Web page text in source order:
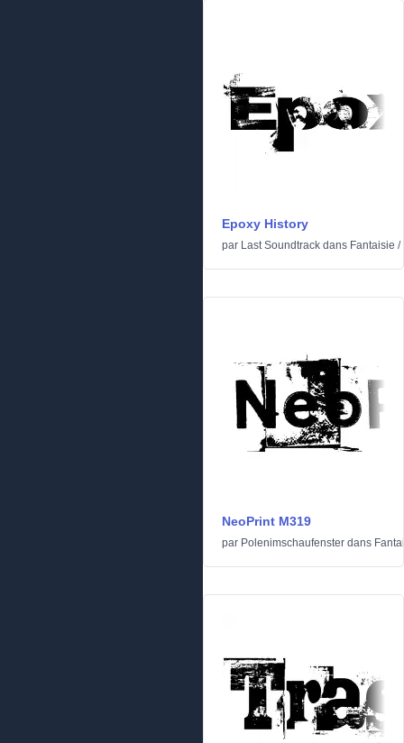
Epoxy History
par Last Soundtrack dans Fantaisie /
NeoPrint M319
par Polenimschaufenster dans